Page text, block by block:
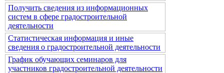
Получить сведения из информационных
систем в сфере градостроительной
деятельности
Статистическая информация и иные
сведения о градостроительной деятельности
График обучающих семинаров для
участников градостроительной деятельности